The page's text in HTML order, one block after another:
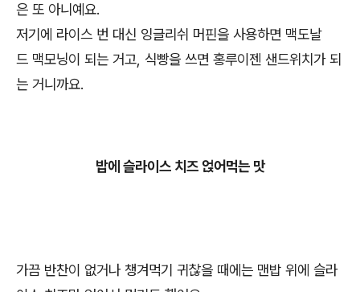
은 또 아니예요.
저기에 라이스 번 대신 잉글리쉬 머핀을 사용하면 맥도날
드 맥모닝이 되는 거고, 식빵을 쓰면 홍루이젠 샌드위치가 되
는 거니까요.
밥에 슬라이스 치즈 얹어먹는 맛
가끔 반찬이 없거나 챙겨먹기 귀찮을 때에는 맨밥 위에 슬라